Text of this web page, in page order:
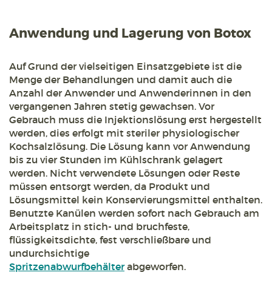
Anwendung und Lagerung von Botox
Auf Grund der vielseitigen Einsatzgebiete ist die
Menge der Behandlungen und damit auch die
Anzahl der Anwender und Anwenderinnen in den
vergangenen Jahren stetig gewachsen. Vor
Gebrauch muss die Injektionslösung erst hergestellt
werden, dies erfolgt mit steriler physiologischer
Kochsalzlösung. Die Lösung kann vor Anwendung
bis zu vier Stunden im Kühlschrank gelagert
werden. Nicht verwendete Lösungen oder Reste
müssen entsorgt werden, da Produkt und
Lösungsmittel kein Konservierungsmittel enthalten.
Benutzte Kanülen werden sofort nach Gebrauch am
Arbeitsplatz in stich- und bruchfeste,
flüssigkeitsdichte, fest verschließbare und
undurchsichtige
Spritzenabwurfbehälterabgeworfen.